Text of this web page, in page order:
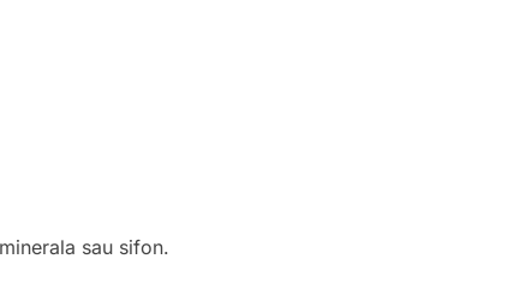
sau sifon.